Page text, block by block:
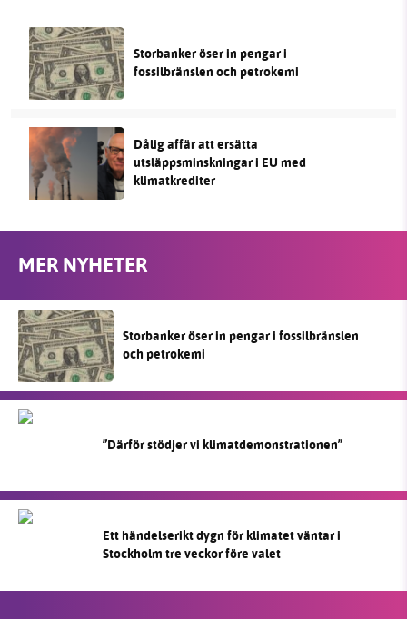
Storbanker öser in pengar i
fossilbränslen och petrokemi
Dålig affär att ersätta
utsläppsminskningar i EU med
klimatkrediter
MER NYHETER
Storbanker öser in pengar i fossilbränslen
och petrokemi
”Därför stödjer vi klimatdemonstrationen”
Ett händelserikt dygn för klimatet väntar i
Stockholm tre veckor före valet